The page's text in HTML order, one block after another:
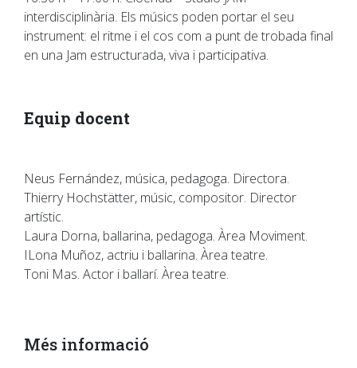
interdisciplinària. Els músics poden portar el seu
instrument: el ritme i el cos com a punt de trobada final
en una Jam estructurada, viva i participativa.
Equip docent
Neus Fernández, música, pedagoga. Directora.
Thierry Hochstätter, músic, compositor. Director
artístic.
Laura Dorna, ballarina, pedagoga. Àrea Moviment.
ILona Muñoz, actriu i ballarina. Àrea teatre.
Toni Mas. Actor i ballarí. Àrea teatre.
Més informació